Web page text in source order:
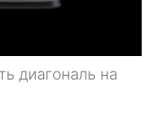
диагональ на